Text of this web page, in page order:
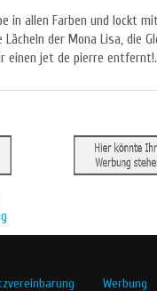
in allen Farben und lockt
der Mona Lisa, die
einen jet de pierre
Werbung